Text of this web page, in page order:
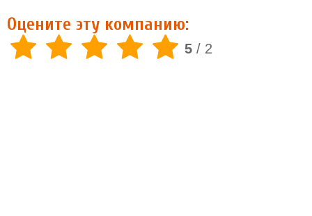
Оцените эту компанию:
5 / 2